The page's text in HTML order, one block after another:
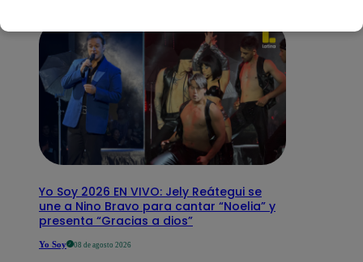
Yo Soy 2026 EN VIVO: Jely Reátegui se
une a Nino Bravo para cantar “Noelia” y
presenta “Gracias a dios”
Yo Soy 08 de agosto 2026